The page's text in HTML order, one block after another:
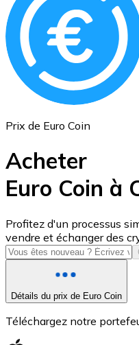
Ethereum
ETH
USD Coin
USDC
Prix de Euro Coin
Acheter
Euro Coin à
Profitez d'un processus
vendre et échanger des
Détails du prix de Euro Coin
Téléchargez notre